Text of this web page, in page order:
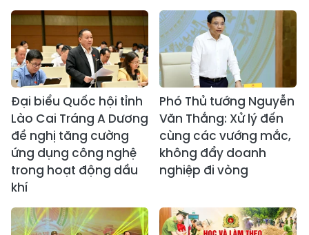
Đại biểu Quốc hội tỉnh
Lào Cai Tráng A Dương
đề nghị tăng cường
ứng dụng công nghệ
trong hoạt động dầu
khí
Phó Thủ tướng Nguyễn
Văn Thắng: Xử lý đến
cùng các vướng mắc,
không đẩy doanh
nghiệp đi vòng